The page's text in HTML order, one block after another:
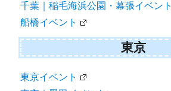
千葉｜稲毛海浜公園・幕張イベント
船橋イベント
東京
東京イベント